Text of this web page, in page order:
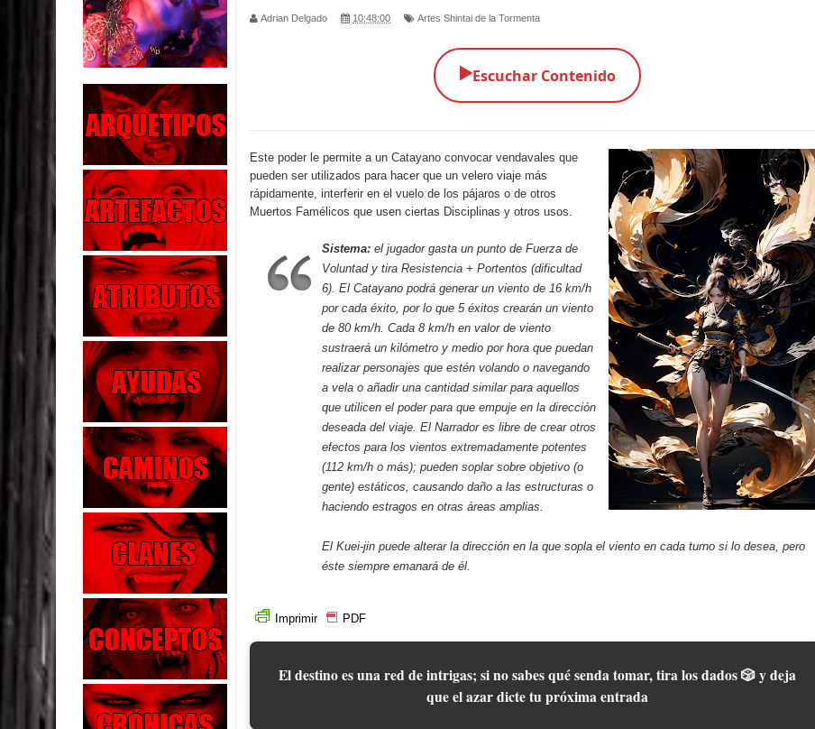
Parte 01: Escondido a Plena Luz
Parte 06: Coletazos
Parte 05: Los Horrores del Infierno
Parte 04: Oídos Sordos
Parte 03: La Traición
Parte 02: Vuelve el Hijo Prodigo
Parte 03: Reflexiones
Adrian Delgado 10:48:00 Artes Shintai de la Tormenta
▶️Escuchar Contenido
Este poder le permite a un Catayano convocar vendavales que
pueden ser utilizados para hacer que un velero viaje más
rápidamente, interferir en el vuelo de los pájaros o de otros
Muertos Famélicos que usen ciertas Disciplinas y otros usos.
Sistema: el jugador gasta un punto de Fuerza de
Voluntad y tira Resistencia + Portentos (dificultad
6). El Catayano podrá generar un viento de 16 km/h
por cada éxito, por lo que 5 éxitos crearán un viento
de 80 km/h. Cada 8 km/h en valor de viento
sustraerá un kilómetro y medio por hora que puedan
realizar personajes que estén volando o navegando
a vela o añadir una cantidad similar para aquellos
que utilicen el poder para que empuje en la dirección
deseada del viaje. El Narrador es libre de crear otros
efectos para los vientos extremadamente potentes
(112 km/h o más); pueden soplar sobre objetivo (o
gente) estáticos, causando daño a las estructuras o
haciendo estragos en otras áreas amplias.
El Kuei-jin puede alterar la dirección en la que sopla el viento en cada turno si lo desea, pero
éste siempre emanará de él.
Imprimir PDF
El destino es una red de intrigas; si no sabes qué senda tomar, tira los dados 🎲 y deja
que el azar dicte tu próxima entrada